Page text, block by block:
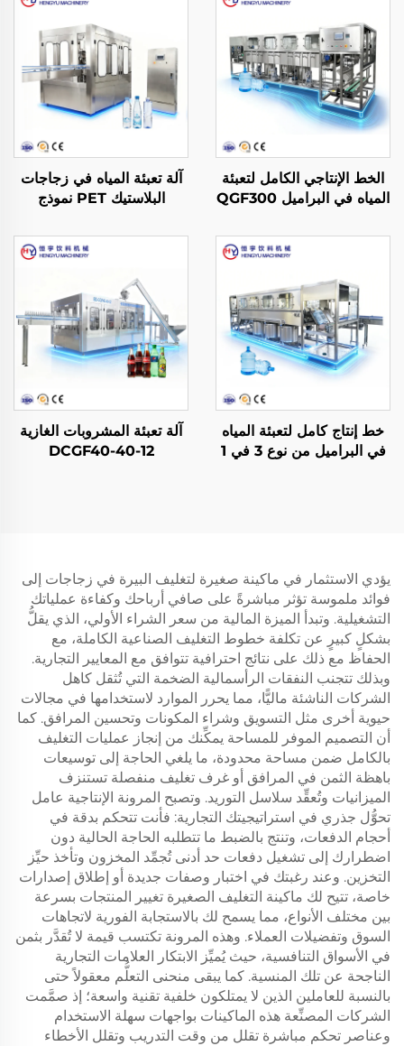
الخط الإنتاجي الكامل لتعبئة
المياه في البراميل QGF300
آلة تعبئة المياه في زجاجات
البلاستيك PET نموذج
خط إنتاج كامل لتعبئة المياه
في البراميل من نوع 3 في 1
آلة تعبئة المشروبات الغازية
DCGF40-40-12
يؤدي الاستثمار في ماكينة صغيرة لتغليف البيرة في زجاجات إلى
فوائد ملموسة تؤثر مباشرةً على صافي أرباحك وكفاءة عملياتك
التشغيلية. وتبدأ الميزة المالية من سعر الشراء الأولي، الذي يقلُّ
بشكلٍ كبيرٍ عن تكلفة خطوط التغليف الصناعية الكاملة، مع
الحفاظ مع ذلك على نتائج احترافية تتوافق مع المعايير التجارية.
وبذلك تتجنب النفقات الرأسمالية الضخمة التي تُثقل كاهل
الشركات الناشئة ماليًّا، مما يحرر الموارد لاستخدامها في مجالات
حيوية أخرى مثل التسويق وشراء المكونات وتحسين المرافق. كما
أن التصميم الموفر للمساحة يمكِّنك من إنجاز عمليات التغليف
بالكامل ضمن مساحة محدودة، ما يلغي الحاجة إلى توسيعات
باهظة الثمن في المرافق أو غرف تغليف منفصلة تستنزف
الميزانيات وتُعقِّد سلاسل التوريد. وتصبح المرونة الإنتاجية عامل
تحوُّل جذري في استراتيجيتك التجارية: فأنت تتحكم بدقة في
أحجام الدفعات، وتنتج بالضبط ما تتطلبه الحاجة الحالية دون
اضطرارك إلى تشغيل دفعات حد أدنى تُجمِّد المخزون وتأخذ حيِّز
التخزين. وعند رغبتك في اختبار وصفات جديدة أو إطلاق إصدارات
خاصة، تتيح لك ماكينة التغليف الصغيرة تغيير المنتجات بسرعة
بين مختلف الأنواع، مما يسمح لك بالاستجابة الفورية لاتجاهات
السوق وتفضيلات العملاء. وهذه المرونة تكتسب قيمة لا تُقدَّر بثمن
في الأسواق التنافسية، حيث يُميِّز الابتكار العلامات التجارية
الناجحة عن تلك المنسية. كما يبقى منحنى التعلُّم معقولاً حتى
بالنسبة للعاملين الذين لا يمتلكون خلفية تقنية واسعة؛ إذ صمَّمت
الشركات المصنِّعة هذه الماكينات بواجهات سهلة الاستخدام
وعناصر تحكم مباشرة تقلل من وقت التدريب وتقلل الأخطاء